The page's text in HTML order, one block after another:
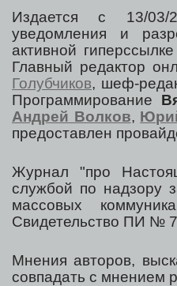
Издается с 13/03/
уведомления и
активной
Главный редактор
Голубчиков, шеф-
Программирование
Андрей Волков,
предоставлен
Журнал "про
службой по надзору
массовых
Свидетельство ПИ №
Мнения авторов,
совпадать с мнением